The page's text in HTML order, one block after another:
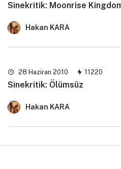
Sinekritik: Moonrise
Hakan KARA
28 Haziran 2010 11220
Sinekritik: Ölümsüz
Hakan KARA